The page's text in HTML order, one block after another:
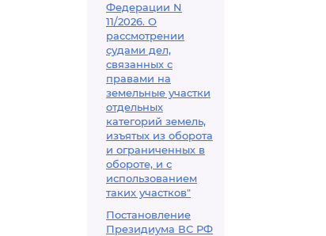
Федерации N
11/2026. О
рассмотрении
судами дел,
связанных с
правами на
земельные участки
отдельных
категорий земель,
изъятых из оборота
и ограниченных в
обороте, и с
использованием
таких участков"
Постановление
Президиума ВС РФ